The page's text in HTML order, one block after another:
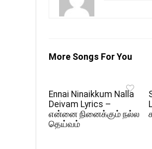
More Songs For You
Ennai Ninaikkum Nalla
Deivam Lyrics –
என்னை நினைக்கும் நல்ல
தெய்வம்